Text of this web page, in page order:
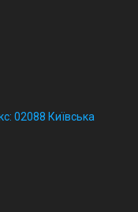
02088 Київська